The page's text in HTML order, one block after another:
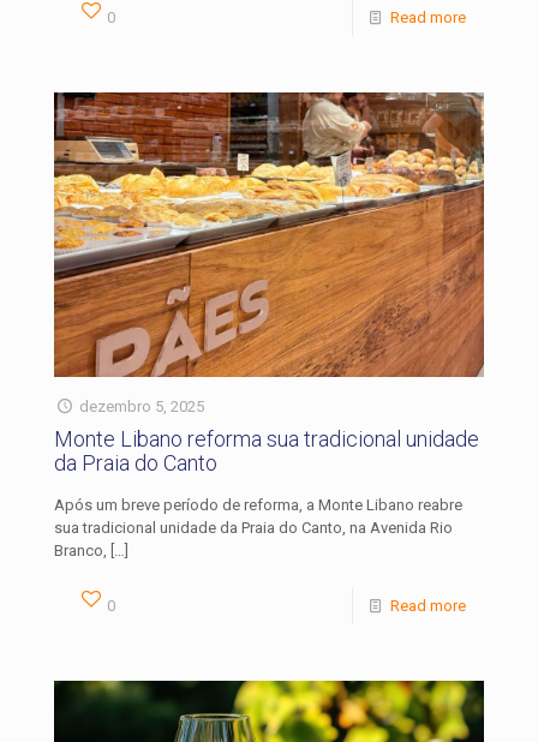
0 Read more
dezembro 5, 2025
Monte Libano reforma sua tradicional unidade
da Praia do Canto
Após um breve período de reforma, a Monte Libano reabre
sua tradicional unidade da Praia do Canto, na Avenida Rio
Branco, […]
0 Read more